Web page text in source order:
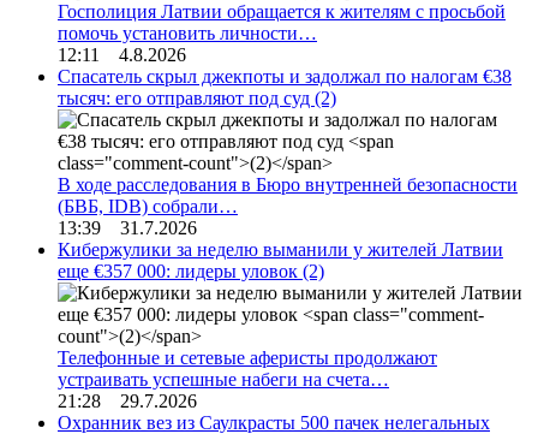
Госполиция Латвии обращается к жителям с просьбой
помочь установить личности…
12:11 4.8.2026
Спасатель скрыл джекпоты и задолжал по налогам €38
тысяч: его отправляют под суд (2)
В ходе расследования в Бюро внутренней безопасности
(БВБ, IDB) собрали…
13:39 31.7.2026
Кибержулики за неделю выманили у жителей Латвии
еще €357 000: лидеры уловок (2)
Телефонные и сетевые аферисты продолжают
устраивать успешные набеги на счета…
21:28 29.7.2026
Охранник вез из Саулкрасты 500 пачек нелегальных